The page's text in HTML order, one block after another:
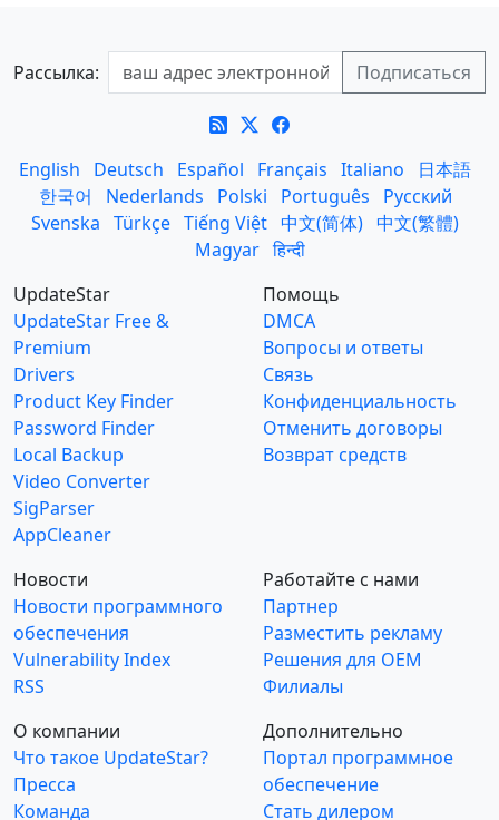
Рассылка:
English Deutsch Español Français Italiano
日本語
한국어
Nederlands Polski Português
Русский
Svenska Türkçe Tiếng Việt 中文(简体) 中文(繁體)
Magyar हिन्दी
UpdateStar
UpdateStar Free &
Premium
Drivers
Product Key Finder
Password Finder
Local Backup
Video Converter
SigParser
AppCleaner
Помощь
DMCA
Вопросы и ответы
Связь
Конфиденциальность
Отменить договоры
Возврат средств
Новости
Новости программного
обеспечения
Vulnerability Index
RSS
Работайте с нами
Партнер
Разместить рекламу
Решения для OEM
Филиалы
О компании
Что такое UpdateStar?
Пресса
Команда
Дополнительно
Портал программное
обеспечение
Стать дилером